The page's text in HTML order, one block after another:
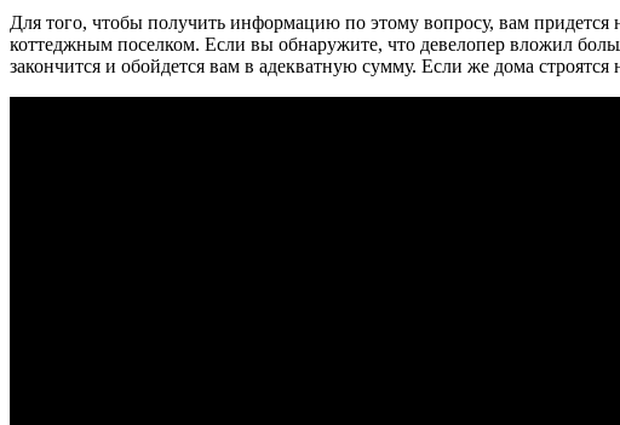
Для того, чтобы получить информацию по этому вопросу, вам
коттеджным поселком. Если вы обнаружите, что девелопер вложил
закончится и обойдется вам в адекватную сумму. Если же дома